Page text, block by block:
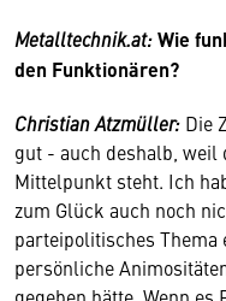
Metalltechnik.at:Wie
den Funktionären?
Christian Atzmüller: Die
gut - auch deshalb,
Mittelpunkt steht. Ich
zum Glück auch noch
parteipolitisches Thema
persönliche